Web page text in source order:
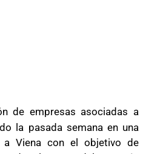
de empresas asociadas a
la pasada semana en una
a Viena con el objetivo de